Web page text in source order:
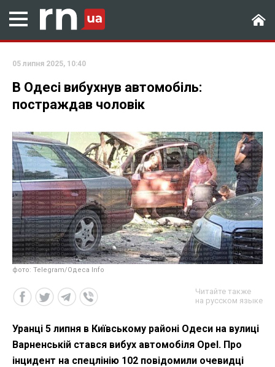
05 липня 2025, 10:40
В Одесі вибухнув автомобіль:
постраждав чоловік
фото: Telegram/Одеса Info
Читайте также
на русском языке
Уранці 5 липня в Київському районі Одеси на вулиці
Варненській стався вибух автомобіля Opel. Про
інцидент на спецлінію 102 повідомили очевидці